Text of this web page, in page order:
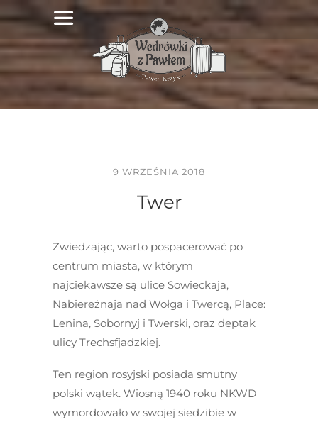
9 WRZEŚNIA 2018
Twer
Zwiedzając, warto pospacerować po
centrum miasta, w którym
najciekawsze są ulice Sowieckaja,
Nabiereżnaja nad Wołga i Twercą, Place:
Lenina, Sobornyj i Twerski, oraz deptak
ulicy Trechsfjadzkiej.
Ten region rosyjski posiada smutny
polski wątek. Wiosną 1940 roku NKWD
wymordowało w swojej siedzibie w